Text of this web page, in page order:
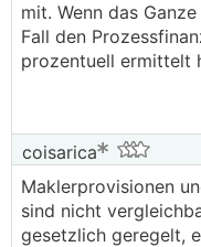
mit. Wenn das
Fall den
prozentuell ermittelt
coisarica
Maklerprovisionen
sind nicht
gesetzlich geregelt,